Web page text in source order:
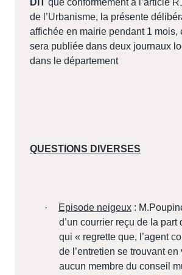
DIT
que conformément à l’article
de l’Urbanisme, la présente
affichée en mairie pendant 1 mois,
sera publiée dans deux journaux
dans le département
QUESTIONS DIVERSES
· Episode neigeux :
d’un courrier reçu de la part
qui « regrette que, l’agent
de l’entretien se trouvant en
aucun membre du conseil